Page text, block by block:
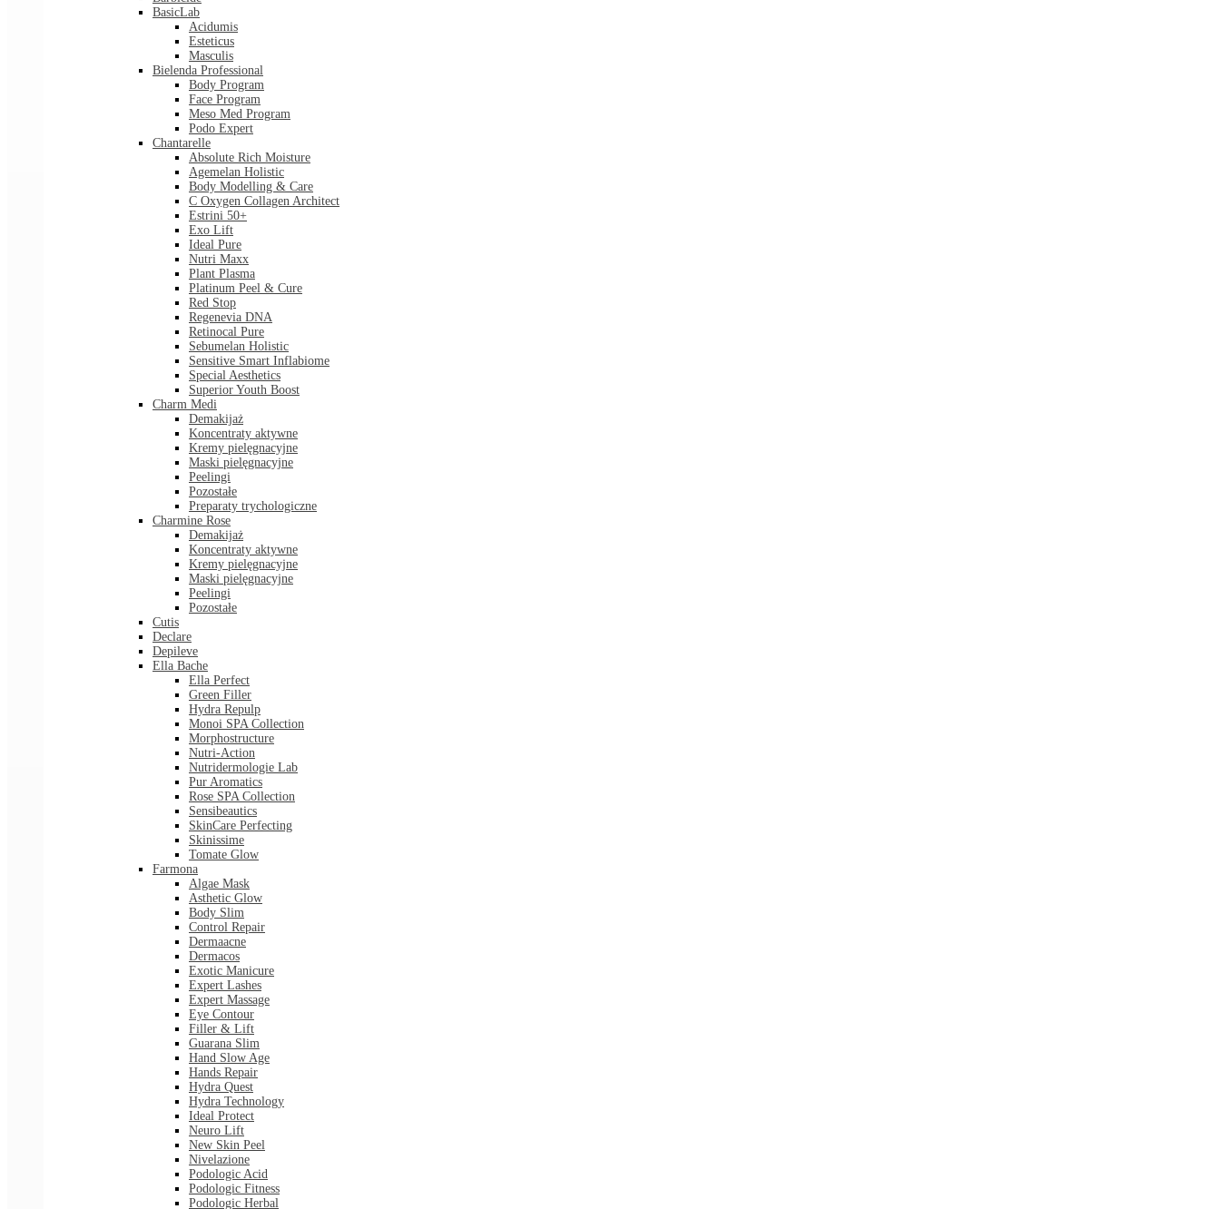
BasicLab
Acidumis
Esteticus
Masculis
Bielenda Professional
Body Program
Face Program
Meso Med Program
Podo Expert
Chantarelle
Absolute Rich Moisture
Agemelan Holistic
Body Modelling & Care
C Oxygen Collagen Architect
Estrini 50+
Exo Lift
Ideal Pure
Nutri Maxx
Plant Plasma
Platinum Peel & Cure
Red Stop
Regenevia DNA
Retinocal Pure
Sebumelan Holistic
Sensitive Smart Inflabiome
Special Aesthetics
Superior Youth Boost
Charm Medi
Demakijaż
Koncentraty aktywne
Kremy pielęgnacyjne
Maski pielęgnacyjne
Peelingi
Pozostałe
Preparaty trychologiczne
Charmine Rose
Demakijaż
Koncentraty aktywne
Kremy pielęgnacyjne
Maski pielęgnacyjne
Peelingi
Pozostałe
Cutis
Declare
Depileve
Ella Bache
Ella Perfect
Green Filler
Hydra Repulp
Monoi SPA Collection
Morphostructure
Nutri-Action
Nutridermologie Lab
Pur Aromatics
Rose SPA Collection
Sensibeautics
SkinCare Perfecting
Skinissime
Tomate Glow
Farmona
Algae Mask
Asthetic Glow
Body Slim
Control Repair
Dermaacne
Dermacos
Exotic Manicure
Expert Lashes
Expert Massage
Eye Contour
Filler & Lift
Guarana Slim
Hand Slow Age
Hands Repair
Hydra Quest
Hydra Technology
Ideal Protect
Neuro Lift
New Skin Peel
Nivelazione
Podologic Acid
Podologic Fitness
Podologic Herbal